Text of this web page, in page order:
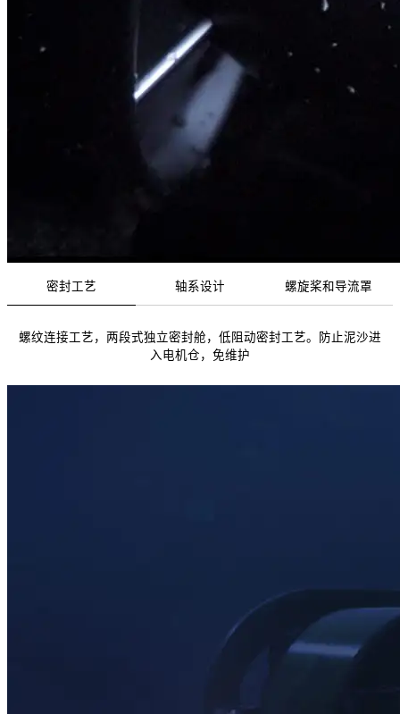
密封工艺 轴系设计 螺旋桨和导流罩
螺纹连接工艺，两段式独立密封舱，低阻动密封工艺。防止泥沙进
入电机仓，免维护